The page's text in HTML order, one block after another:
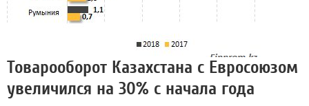
Товарооборот Казахстана с Евросоюзом
увеличился на 30% с начала года